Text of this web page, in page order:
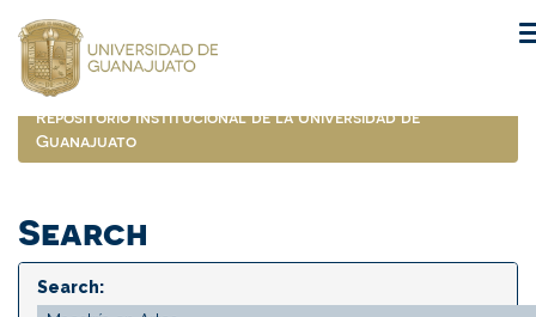
navigation
Repositorio Institucional de la Universidad de
Guanajuato
Search
Search: